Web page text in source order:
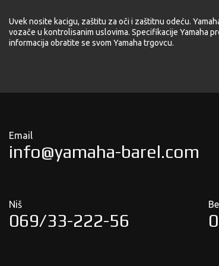
Uvek nosite kacigu, zaštitu za oči i zaštitnu odeću.
vozače u kontrolisanim uslovima. Specifikacije Yamaha
informacija obratite se svom Yamaha trgovcu.
Email
info@yamaha-barel.com
Niš
069/33-222-56